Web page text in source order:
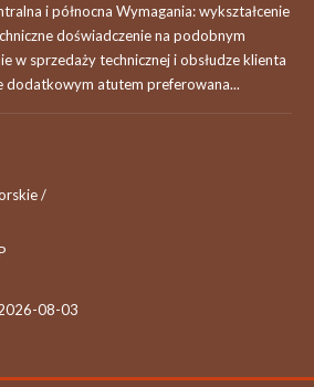
i północna Wymagania: wykształcenie
doświadczenie na podobnym
w sprzedaży technicznej i obsłudze klienta
dodatkowym atutem preferowana...
/
08-03